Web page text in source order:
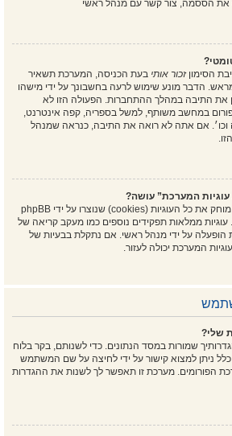
הססמה, צור קשר עם מנהל ראשי
הסימוןזכור אותי בעת הכניסה, המערכת תשאיר
הדבר מונע שימוש לרעה בחשבונך על ידי מישהו
את התיבה במהלך ההתחברות. הפעולה הזו לא
במחשב משותף, למשל בספריה, קפה אינטרנט,
וכו׳. אם אתה לא רואה את התיבה, כנראה שמנהל
המערכת” עושה?
"מחק את כל עוגיות המערכת" מוחק את כל העוגיות (cookies) שנוצרו על ידי phpBB
עוגיות ממלאות תפקידים נוספים כמו מעקב קריאה של
הופעלה על ידי מנהל ראשי. אם נתקלת בבעיות של
המערכת יכולה לעזור.
שלי?
שמורות במסד הנתונים. כדי לשנותם, בקר בלוח
ניתן למצוא קישור על ידי לחיצה על שם המשתמש
הפורומים. מערכת זו תאפשר לך לשנות את ההגדרות